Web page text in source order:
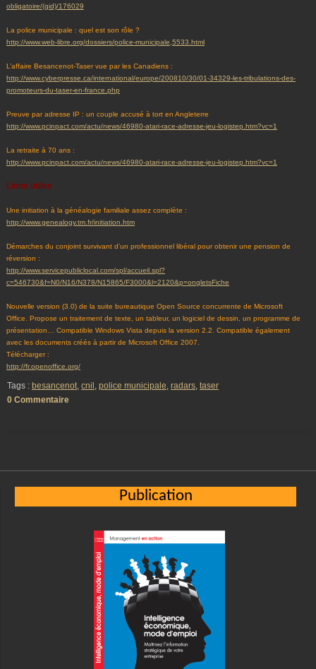
obligatoire/(gid)/176029
La police municipale : quel est son rôle ?
http://www.web-libre.org/dossiers/police-municipale,5533.html
L’affaire Besancenot-Taser vue par les Canadiens :
http://www.cyberpresse.ca/international/europe/200810/30/01-34329-les-tribulations-des-
promoteurs-du-taser-en-france.php
Preuve par adresse IP : un couple accusé à tort en Angleterre
http://www.pcinpact.com/actu/news/46980-atari-race-adresse-jeu-logistep.htm?vc=1
La retraite à 70 ans :
http://www.pcinpact.com/actu/news/46980-atari-race-adresse-jeu-logistep.htm?vc=1
Liens utiles
Une initiation à la généalogie familiale assez complète :
http://www.genealogy.tm.fr/initiation.htm
Démarches du conjoint survivant d’un professionnel libéral pour obtenir une pension de
réversion :
http://www.servicepubliclocal.com/spl/accueil.spl?
c=546730&f=N0/N16/N378/N15865/F3000&l=2120&p=ongletsFiche
Nouvelle version (3.0) de la suite bureautique Open Source concurrente de Microsoft
Office. Propose un traitement de texte, un tableur, un logiciel de dessin, un programme de
présentation… Compatible Windows Vista depuis la version 2.2. Compatible également
avec les documents créés à partir de Microsoft Office 2007.
Télécharger :
http://fr.openoffice.org/
Tags : besancenot, cnil , police municipale, radars, taser
0 Commentaire
Publication